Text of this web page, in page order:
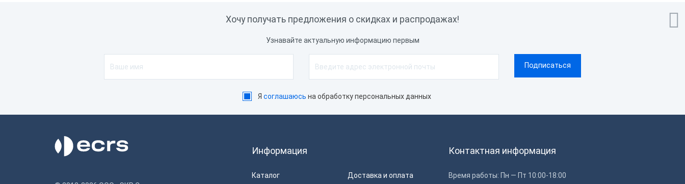

Хочу получать предложения о скидках и распродажах!
Узнавайте актуальную информацию первым
Я соглашаюсь на обработку персональных данных
Информация
Каталог Доставка и оплата
Контактная информация
Время работы: Пн — Пт 10:00-18:00